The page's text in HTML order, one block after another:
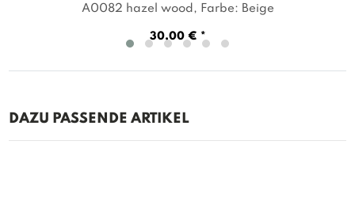
A0082 hazel wood , Farbe: Beige
30,00 € *
DAZU PASSENDE ARTIKEL